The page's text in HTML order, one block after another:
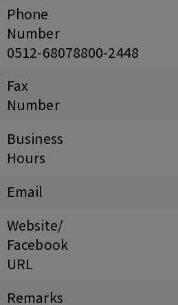
Phone
Number
0512-68078800-2448
Fax
Number
Business
Hours
Email
Website/
Facebook
URL
Remarks